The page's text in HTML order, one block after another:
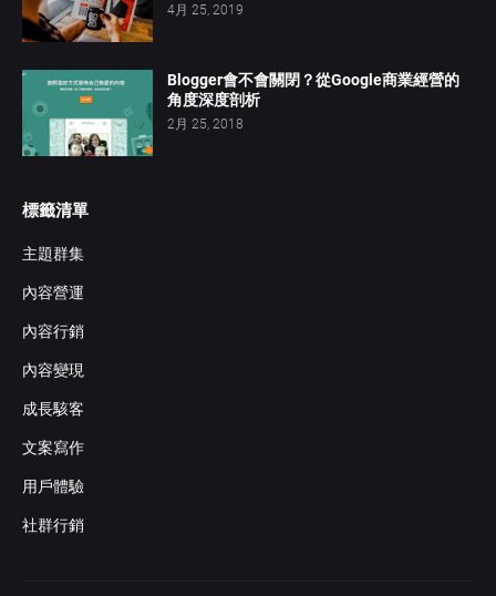
4月 25, 2019
Blogger會不會關閉？從Google商業經營的
角度深度剖析
2月 25, 2018
標籤清單
主題群集
內容營運
內容行銷
內容變現
成長駭客
文案寫作
用戶體驗
社群行銷